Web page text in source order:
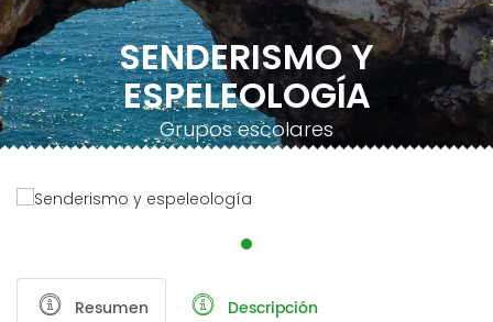
SENDERISMO Y
ESPELEOLOGÍA
Grupos escolares
Resumen Descripción